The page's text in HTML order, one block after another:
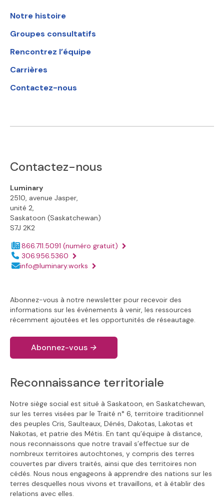
Notre histoire
Groupes consultatifs
Rencontrez l’équipe
Carrières
Contactez-nous
Contactez-nous
Luminary
2510, avenue Jasper,
unité 2,
Saskatoon (Saskatchewan)
S7J 2K2
866.711.5091 (numéro gratuit)
Numéro de téléphone :
306.956.5360
Adresse électronique :
info@luminary.works
Abonnez-vous à notre newsletter pour recevoir des
informations sur les événements à venir, les ressources
récemment ajoutées et les opportunités de réseautage.
Abonnez-vous →
Reconnaissance territoriale
Notre siège social est situé à Saskatoon, en Saskatchewan,
sur les terres visées par le Traité n° 6, territoire traditionnel
des peuples Cris, Saulteaux, Dénés, Dakotas, Lakotas et
Nakotas, et patrie des Métis. En tant qu’équipe à distance,
nous reconnaissons que notre travail s’effectue sur de
nombreux territoires autochtones, y compris des terres
couvertes par divers traités, ainsi que des territoires non
cédés. Nous nous engageons à apprendre des nations sur les
terres desquelles nous vivons et travaillons, et à établir des
relations avec elles.